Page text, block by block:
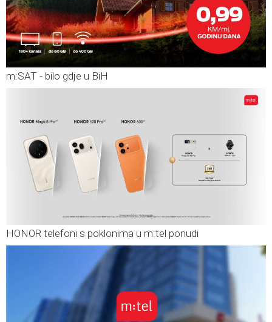
m:SAT - bilo gdje u BiH
HONOR telefoni s poklonima u m:tel ponudi